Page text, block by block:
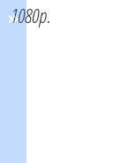
1080p.